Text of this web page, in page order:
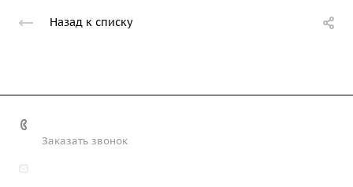
Назад к списку
Заказать звонок